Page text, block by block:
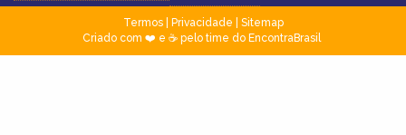
Termos| Privacidade
Sitemap
Criado com ❤️ e ☕ pelo time do EncontraBrasil